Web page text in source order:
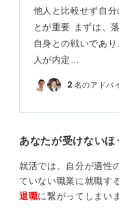
です。
少数集中で進める
なる
3月以降は情報量が
す。
不安を和らげるに
いう事実を知るこ
の速さより「進み
他人と比較せず自
とが重要 まずは、
自身との戦いであ
人が内定…
2 名のアドバ
あなたが受けないほ
就活では、自分が適性
ていない職業に就職す
退職に繋がってしまい